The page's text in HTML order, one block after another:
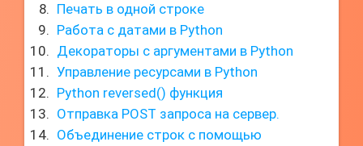
Печать в одной строке
Работа с датами в Python
Декораторы с аргументами в Python
Управление ресурсами в Python
Python reversed() функция
Отправка POST запроса на сервер.
Объединение строк с помощью